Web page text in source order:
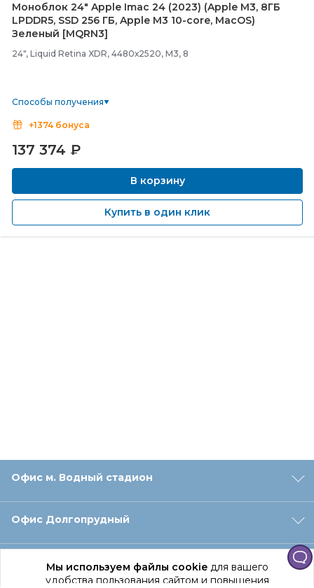
Мы используем файлы cookieдля вашего
удобства пользования сайтом и повышения
Моноблок 24" Apple Imac 24 (2023) (Apple M3, 8ГБ
LPDDR5, SSD 256 ГБ, Apple M3 10-core, MacOS)
Зеленый [MQRN3]
24", Liquid Retina XDR, 4480х2520, M3, 8
Способы получения
+1374 бонуса
137 374 ₽
В корзину
Купить в один клик
Офис м. Водный стадион
Офис Долгопрудный
Офис Санкт‑Петербург